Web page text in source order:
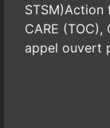
STSM)Action
CARE (TOC),
appel ouvert